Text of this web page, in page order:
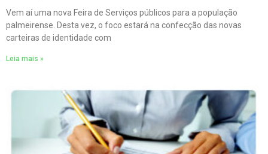
Vem aí uma nova Feira de Serviços públicos para a população
palmeirense. Desta vez, o foco estará na confecção das novas
carteiras de identidade com
Leia mais »